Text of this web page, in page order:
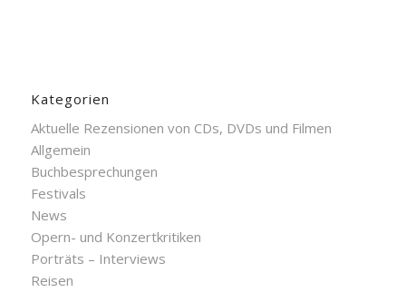
Kategorien
Aktuelle Rezensionen von CDs, DVDs und Filmen
Allgemein
Buchbesprechungen
Festivals
News
Opern- und Konzertkritiken
Porträts – Interviews
Reisen